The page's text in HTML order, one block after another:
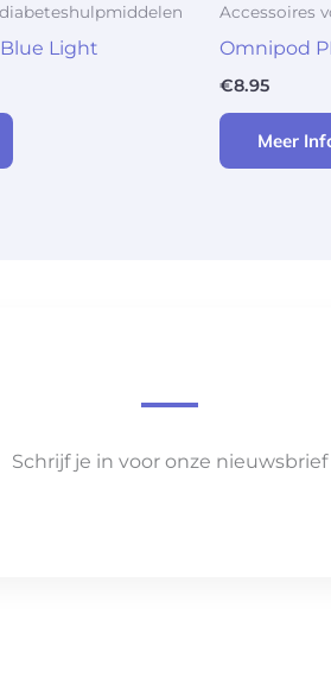
Light
Accessoires
Omnipod
€8.95
Meer
Schrijf je in voor onze nieuwsbrief